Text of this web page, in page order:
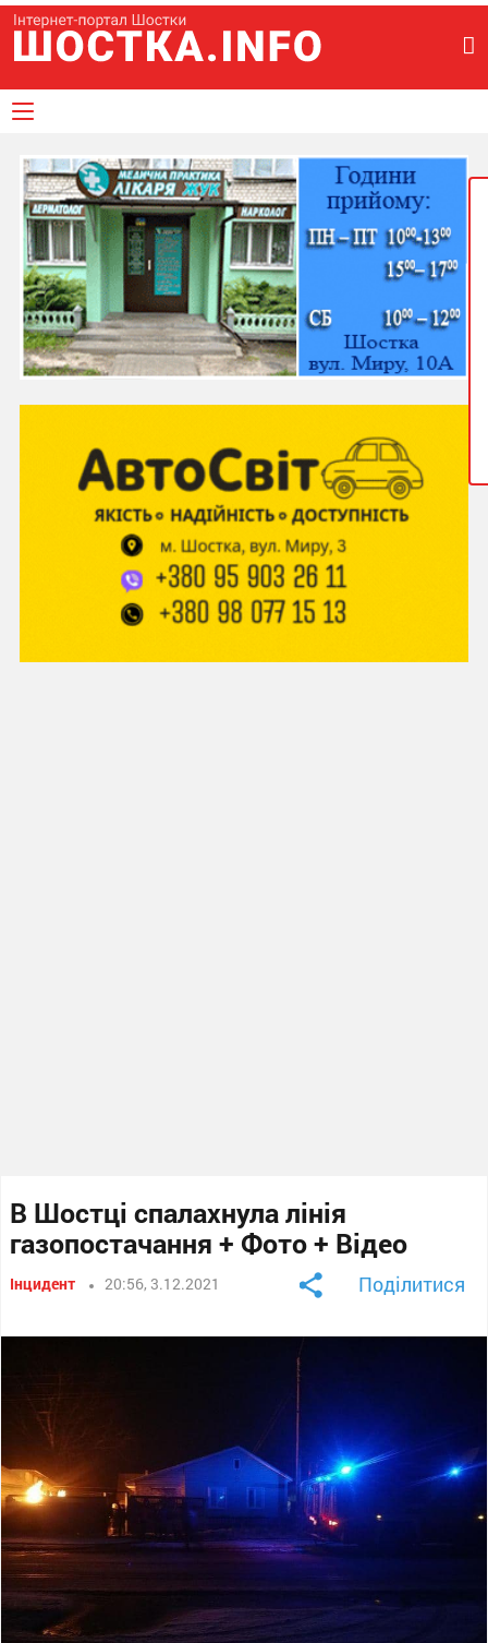
В Шостці спалахнула лінія
газопостачання + Фото + Відео
Інцидент 20:56, 3.12.2021 Поділитися